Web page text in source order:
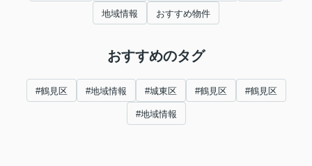
地域情報 おすすめ物件
おすすめのタグ
#鶴見区 #地域情報 #城東区 #鶴見区 #鶴見区
#地域情報